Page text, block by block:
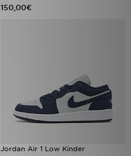
150,00€
Jordan Air 1 Low Kinder